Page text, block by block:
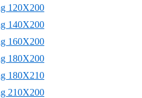
120X200
140X200
160X200
180X200
180X210
210X200